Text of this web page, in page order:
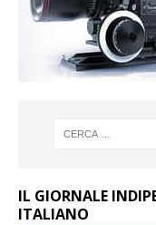
IL GIORNALE
ITALIANO